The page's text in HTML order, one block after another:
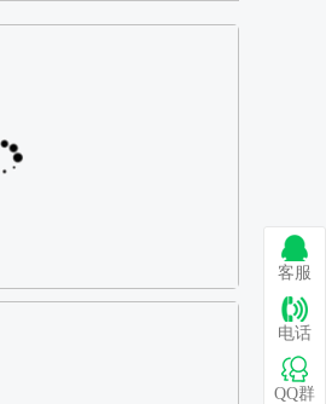
客服
电话
QQ群